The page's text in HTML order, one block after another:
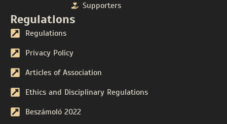
Supporters
Regulations
Regulations
Privacy Policy
Articles of Association
Ethics and Disciplinary Regulations
Beszámoló 2022